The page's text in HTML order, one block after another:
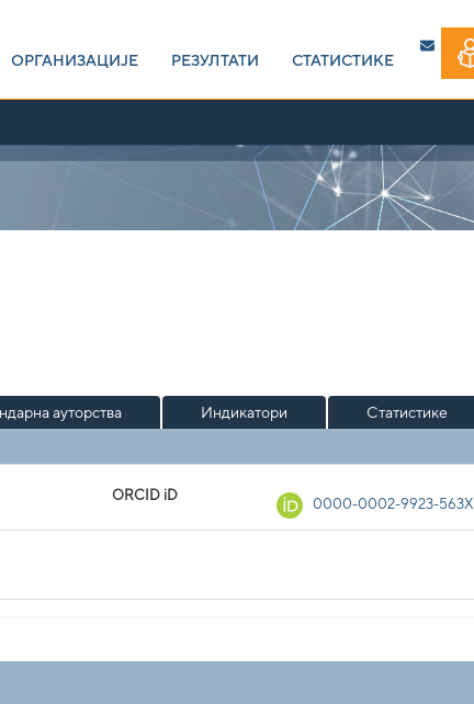
ОРГАНИЗАЦИЈЕ РЕЗУЛТАТИ СТАТИСТИКЕ
ауторства Индикатори Статистике
ORCID iD
0000-0002-9923-563X